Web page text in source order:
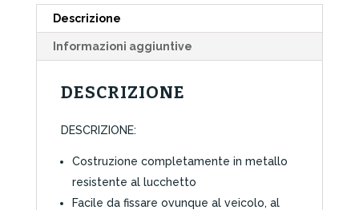
Descrizione
Informazioni aggiuntive
DESCRIZIONE
DESCRIZIONE:
Costruzione completamente in metallo
resistente al lucchetto
Facile da fissare ovunque al veicolo, al